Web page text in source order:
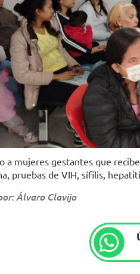
a mujeres gestantes que
pruebas de VIH, sífilis,
Álvaro Clavijo